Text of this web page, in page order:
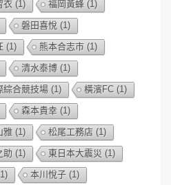
衣 (1) 福岡黃蜂 (1)
磐田喜悅 (1)
(1) 熊本合志市 (1)
清水泰博 (1)
綜合競技場 (1) 橫濱FC (1)
森本貴幸 (1)
雅 (1) 松尾工務店 (1)
助 (1) 東日本大震災 (1)
本川悅子 (1)